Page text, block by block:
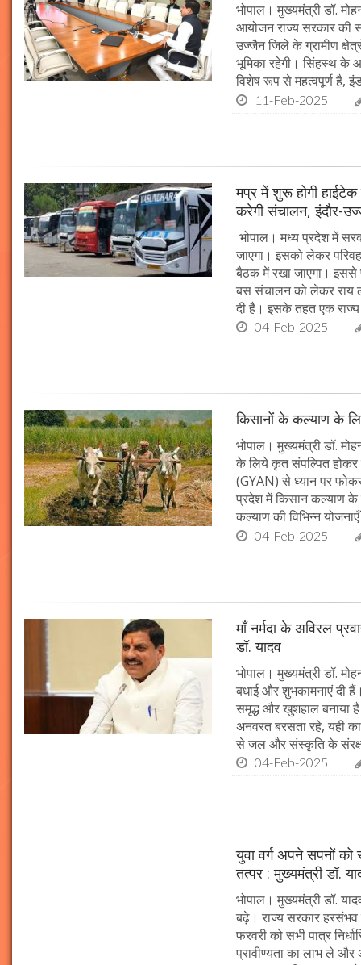
भोपाल। मुख्यमंत्री डॉ.
आयोजन राज्य सरकार की
उज्जैन जिले के ग्रामीण
भूमिका रहेगी। सिंहस्थ के
विशेष रूप से महत्वपूर्ण है,
11-Feb-2025
मप्र में शुरू होगी
करेगी संचालन, इंदौर-
भोपाल। मध्य प्रदेश में
जाएगा। इसको लेकर
बैठक में रखा जाएगा। इससे
बस संचालन को लेकर राय
दी है। इसके तहत एक
04-Feb-2025
किसानों के कल्याण के
भोपाल। मुख्यमंत्री डॉ.
के लिये कृत संपल्पित होकर
(GYAN) से ध्यान पर
प्रदेश में किसान कल्याण के
कल्याण की विभिन्न
04-Feb-2025
माँ नर्मदा के अविरल
डॉ. यादव
भोपाल। मुख्यमंत्री डॉ.
बधाई और शुभकामनाएं दी
समृद्ध और खुशहाल बनाया
अनवरत बरसता रहे, यही
से जल और संस्कृति के
04-Feb-2025
युवा वर्ग अपने सपनों
तत्पर : मुख्यमंत्री डॉ.
भोपाल। मुख्यमंत्री डॉ.
बढ़े। राज्य सरकार
फरवरी को सभी पात्र
प्रावीण्यता का लाभ ले और